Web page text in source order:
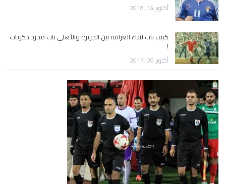
أكتوبر 14, 2018
كيف بات لقاء العراقة بين الجزيرة والأهلي بات مجرد ذكريات
!
أكتوبر 20, 2017